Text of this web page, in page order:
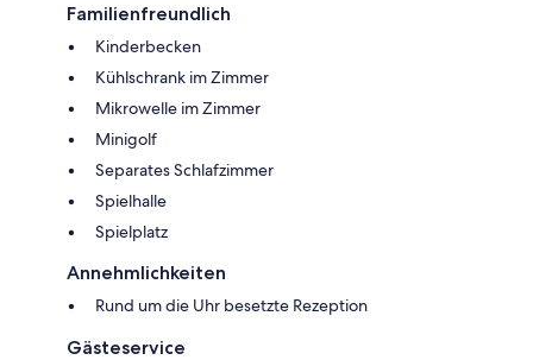
Familienfreundlich
Kinderbecken
Kühlschrank im Zimmer
Mikrowelle im Zimmer
Minigolf
Separates Schlafzimmer
Spielhalle
Spielplatz
Annehmlichkeiten
Rund um die Uhr besetzte Rezeption
Gästeservice